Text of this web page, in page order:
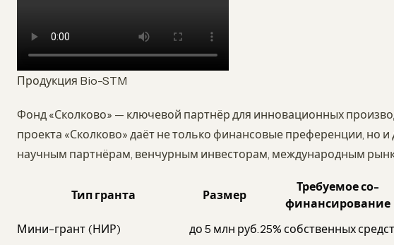
Продукция Bio-STM
Фонд «Сколково» — ключевой партнёр для инновационных
проекта «Сколково» даёт не только финансовые преференции, но и
научным партнёрам, венчурным инвесторам, международным
Тип гранта Размер
Требуемое со-
финансирование
Мини-грант (НИР) до 5 млн руб.25% собственных